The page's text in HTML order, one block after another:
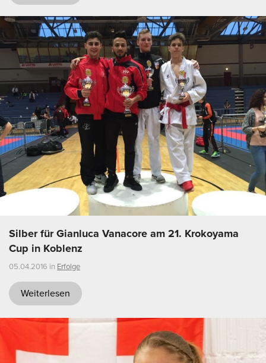
Silber für Gianluca Vanacore am 21. Krokoyama
Cup in Koblenz
05.04.2016 in Erfolge
Weiterlesen